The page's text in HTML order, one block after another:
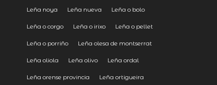
Leña noya Leña nueva Leña o bolo
Leña o corgo Leña o irixo Leña o pellet
Leña o porriño Leña olesa de montserrat
Leña oliola Leña olivo Leña ordal
Leña orense provincia Leña ortigueira